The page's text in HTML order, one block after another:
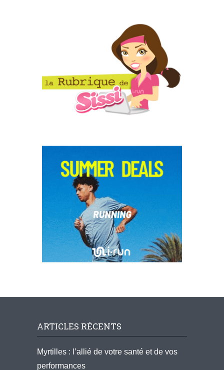
ARTICLES RÉCENTS
Myrtilles : l’allié de votre santé et de vos
performances